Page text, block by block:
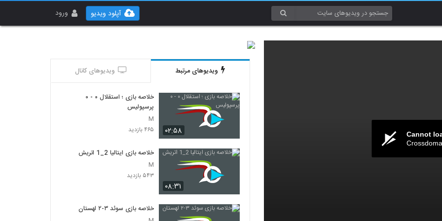
ورود آپلود ویدیو
Cannot
ویدیوهای مرتبط ویدیوهای کانال
۰۲:۵۸
خلاصه بازی ؛ استقلال ۰ - ۰
پرسپولیس
M
۴۶۵ بازدید
۰۸:۳۱
خلاصه بازی ایتالیا 2_1 اتريش
M
۵۴۳ بازدید
خلاصه بازی سوئد ۳-۲ لهستان